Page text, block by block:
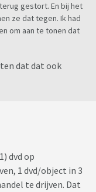
gestort. En bij het
ze dat tegen. Ik had
om aan te tonen dat
dat dat ook
dvd op
1 dvd/object in 3
te drijven. Dat